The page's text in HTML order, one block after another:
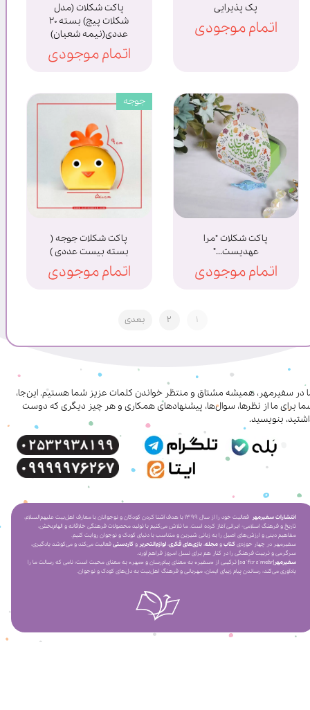
پک پذیرایی
اتمام موجودی
پاکت شکلات (مدل
شکلات پیچ) بسته ۲۰
عددی(نیمه شعبان)
اتمام موجودی
پاکت شکلات "مرا
عهدیست..."
اتمام موجودی
پاکت شکلات جوجه (
بسته بیست عددی )
اتمام موجودی
جوجه
۱ ۲ بعدی
در سفیرمهر، همیشه مشتاق و منتظر خواندن کلمات عزیز شما هستیم. این‌جا،
برای ما از نظرها، سوال‌ها، پیشنهادهای همکاری‌ و هر چیز دیگری که دوست
بنویسید.
انتشارات سفیرمهر
فعالیت خود را از سال ۱۳۹۹ با هدف آشنا کردن کودکان و نوجوانان با معارف اهل‌بیت علیهم‌السلام،
تاریخ و فرهنگ اسلامی- ایرانی آغاز کرده است. ما تلاش می‌کنیم با تولید محصولات فرهنگی خلاقانه و الهام‌بخش،
مفاهیم دینی و ارزش‌های اصیل را به زبانی شیرین و متناسب با دنیای کودک و نوجوان روایت کنیم.
سفیرمهر در چهار حوزه‌یکتابومجله،بازی‌های فکری،لوازم‌التحریر وکاردستیفعالیت می‌کند و می‌کوشد یادگیری،
سرگرمی و تربیت فرهنگی را در کنار هم برای نسل امروز فراهم آورد.
سفیرمهر
[saˈfiːr ɛˈmeɦr] ترکیبی از «سفیر» به معنای پیام‌رسان و «مهر» به معنای محبت است؛ نامی که رسالت ما را
یادآوری می‌کند: رساندن پیام زیبای ایمان، مهربانی و فرهنگ اهل‌بیت به دل‌های کودک و نوجوان.